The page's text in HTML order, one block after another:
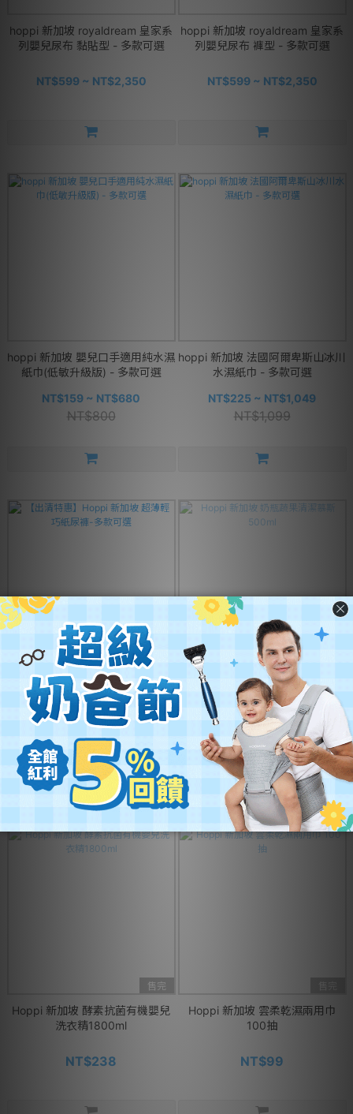
hoppi 新加坡 royaldream 皇家系
列嬰兒尿布 黏貼型 - 多款可選
NT$599 ~ NT$2,350
hoppi 新加坡 royaldream 皇家系
列嬰兒尿布 褲型 - 多款可選
NT$599 ~ NT$2,350
hoppi 新加坡 嬰兒口手適用純水濕
紙巾(低敏升級版) - 多款可選
NT$159 ~ NT$680
NT$800
hoppi 新加坡 法國阿爾卑斯山冰川
水濕紙巾 - 多款可選
NT$225 ~ NT$1,049
NT$1,099
【出清特惠】Hoppi 新加坡 超薄
輕巧紙尿褲-多款可選
NT$1,111
NT$1,396
Hoppi 新加坡 奶瓶蔬果清潔慕斯
500ml
NT$159
售完
Hoppi 新加坡 酵素抗菌有機嬰兒
洗衣精1800ml
NT$238
Hoppi 新加坡 雲柔乾濕兩用巾
100抽
NT$99